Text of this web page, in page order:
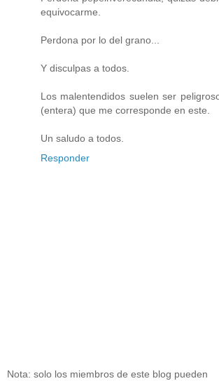
equivocarme.
Perdona por lo del grano...
Y disculpas a todos.
Los malentendidos suelen ser
(entera) que me corresponde en este.
Un saludo a todos.
Responder
Nota: solo los miembros de este blog pueden